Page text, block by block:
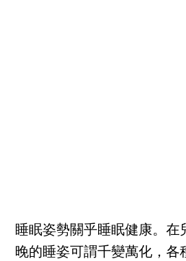
睡眠姿勢關乎睡眠健康。在
晚的睡姿可謂千變萬化，各